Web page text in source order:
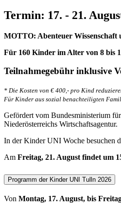
Termin: 17. - 21.
MOTTO: Abenteuer Wissenschaft
Für 160 Kinder im Alter von 8 bis
Teilnahmegebühr inklusive
* Die Kosten von € 400,- pro Kind
Für Kinder aus sozial benachteiligten
Gefördert vom Bundesministerium
Niederösterreichs Wirtschaftsagentur.
In der Kinder UNI Woche besuchen
Am Freitag, 21. August findet um
Programm der Kinder UNI Tulln 2026
Von Montag, 17. August, bis